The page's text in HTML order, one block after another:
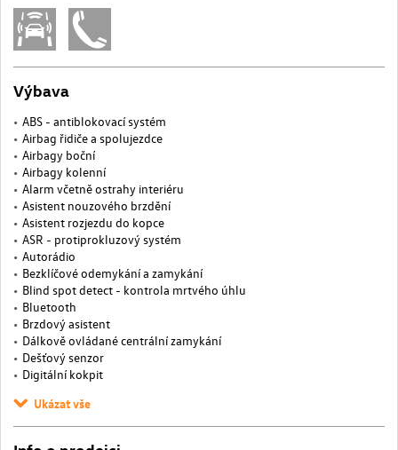
Výbava
ABS - antiblokovací systém
Airbag řidiče a spolujezdce
Airbagy boční
Airbagy kolenní
Alarm včetně ostrahy interiéru
Asistent nouzového brzdění
Asistent rozjezdu do kopce
ASR - protiprokluzový systém
Autorádio
Bezklíčové odemykání a zamykání
Blind spot detect - kontrola mrtvého úhlu
Bluetooth
Brzdový asistent
Dálkově ovládané centrální zamykání
Dešťový senzor
Digitální kokpit
Ukázat vše